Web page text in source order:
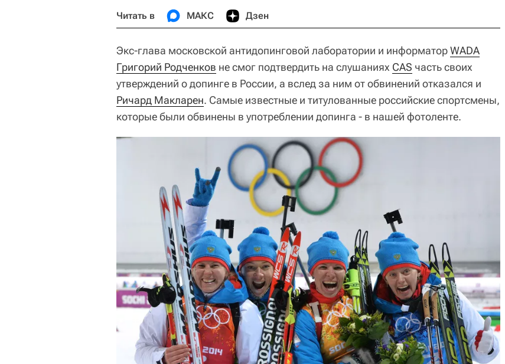
Читать в МАКС Дзен
Экс-глава московской антидопинговой лаборатории и информаторWADA
Григорий Родченков не смог подтвердить на слушаниях CAS часть своих
утверждений о допинге в России, а вслед за ним от обвинений отказался и
Ричард Макларен. Самые известные и титулованные российские спортсмены,
которые были обвинены в употреблении допинга - в нашей фотоленте.